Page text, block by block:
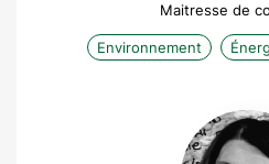
Maitresse de
Environnement